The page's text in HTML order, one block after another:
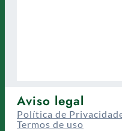
Aviso legal
Política de
Termos de uso